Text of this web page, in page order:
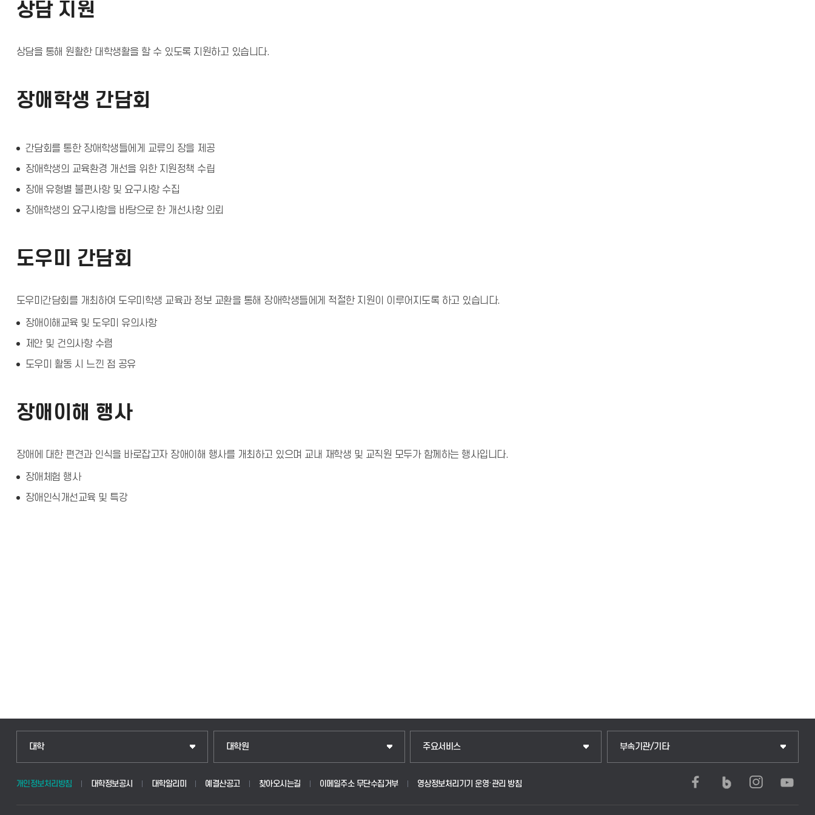
상담 지원
상담을 통해 원활한 대학생활을 할 수 있도록 지원하고 있습니다.
장애학생 간담회
간담회를 통한 장애학생들에게 교류의 장을 제공
장애학생의 교육환경 개선을 위한 지원정책 수립
장애 유형별 불편사항 및 요구사항 수집
장애학생의 요구사항을 바탕으로 한 개선사항 의뢰
도우미 간담회
도우미간담회를 개최하여 도우미학생 교육과 정보 교환을 통해 장애학생들에게 적절한 지원이 이루어지도록 하고 있습니다.
장애이해교육 및 도우미 유의사항
제안 및 건의사항 수렴
도우미 활동 시 느낀 점 공유
장애이해 행사
장애에 대한 편견과 인식을 바로잡고자 장애이해 행사를 개최하고 있으며 교내 재학생 및 교직원 모두가 함께하는 행사입니다.
장애체험 행사
장애인식개선교육 및 특강
대학
인문융합공공인재학부
법경영학부
대학원
일반대학원
산업대학원
주요서비스
입학안내
웹메일
부속기관/기타
중앙도서관
개인정보처리방침 대학정보공시 대학알리미 예결산공고 찾아오시는길 이메일주소 무단수집거부 영상정보처리기기 운영·관리 방침